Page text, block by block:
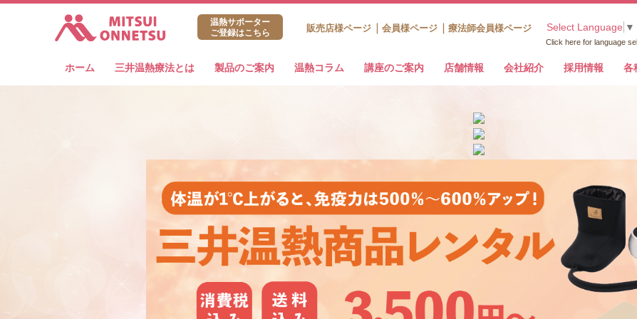
三井温熱株式会社
販売店様ページ 会員様ページ 療法師会員様ページ Select Language ▼
Click here for language
温熱サポーター
ご登録はこちら
ホーム 三井温熱療法とは 製品のご案内 温熱コラム 講座のご案内 店舗情報 会社紹介 採用情報 各